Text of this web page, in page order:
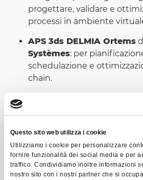
Questo sito web utilizza i cookie
Utilizziamo i cookie per personalizzare
fornire funzionalità dei social media e per
traffico. Condividiamo inoltre informazioni
nostro sito con i nostri partner che si
progettare, validare e
processi in ambiente
APS 3ds DELMIA Ortems
Systèmes: per
schedulazione e
chain.
Vi aspettiamo a Bologna,
A12,per scoprire l’ecosistema
Lutech Digital Manufacturing.
ricevere il tuo passa gratuito!